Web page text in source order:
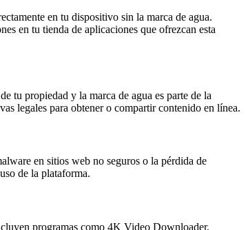
en tu dispositivo sin la marca de agua.
en tu tienda de aplicaciones que ofrezcan esta
tu propiedad y la marca de agua es parte de la
legales para obtener o compartir contenido en línea.
en sitios web no seguros o la pérdida de
de la plataforma.
programas como 4K Video Downloader,